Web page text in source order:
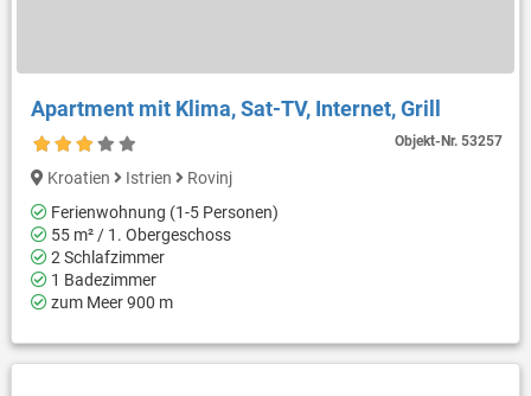
Apartment mit Klima, Sat-TV, Internet, Grill
Objekt-Nr.53257
Kroatien Istrien
Rovinj
Ferienwohnung (1-5 Personen)
55 m² / 1. Obergeschoss
2 Schlafzimmer
1 Badezimmer
zum Meer 900 m